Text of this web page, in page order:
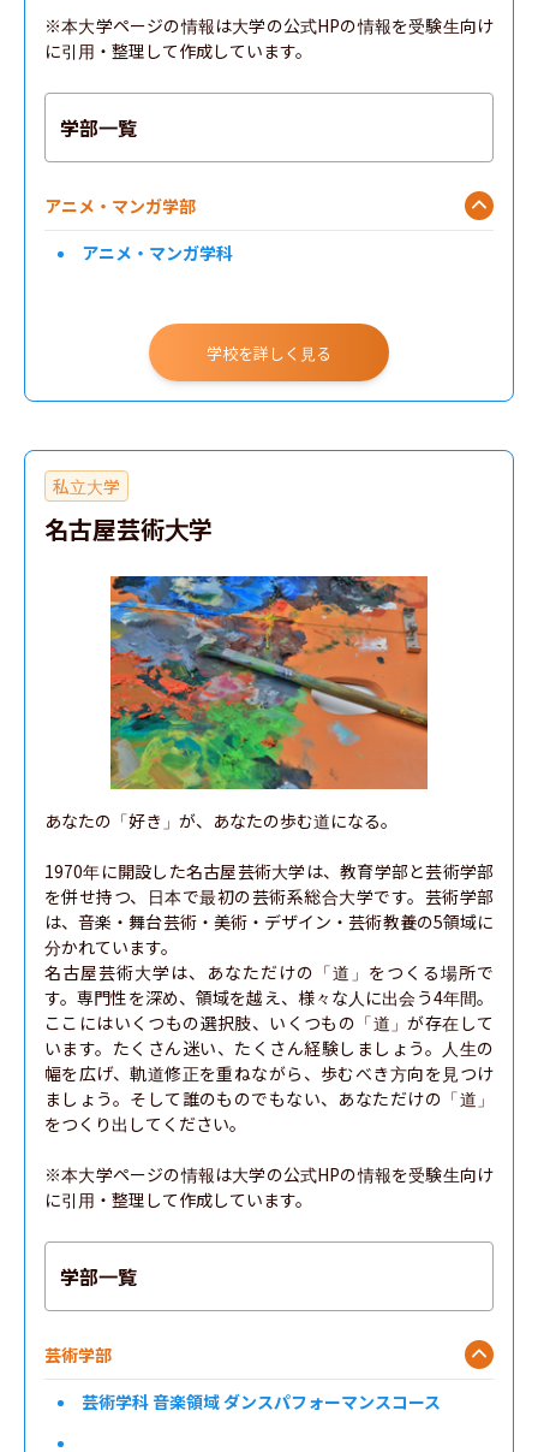
※本大学ページの情報は大学の公式HPの情報を受験生向け
に引用・整理して作成しています。
学部一覧
アニメ・マンガ学部
アニメ・マンガ学科
学校を詳しく見る
私立大学
名古屋芸術大学
あなたの「好き」が、あなたの歩む道になる。
1970年に開設した名古屋芸術大学は、教育学部と芸術学部
を併せ持つ、日本で最初の芸術系総合大学です。芸術学部
は、音楽・舞台芸術・美術・デザイン・芸術教養の5領域に
分かれています。
名古屋芸術大学は、あなただけの「道」をつくる場所で
す。専門性を深め、領域を越え、様々な人に出会う4年間。
ここにはいくつもの選択肢、いくつもの「道」が存在して
います。たくさん迷い、たくさん経験しましょう。人生の
幅を広げ、軌道修正を重ねながら、歩むべき方向を見つけ
ましょう。そして誰のものでもない、あなただけの「道」
をつくり出してください。
※本大学ページの情報は大学の公式HPの情報を受験生向け
に引用・整理して作成しています。
学部一覧
芸術学部
芸術学科 音楽領域 ダンスパフォーマンスコース